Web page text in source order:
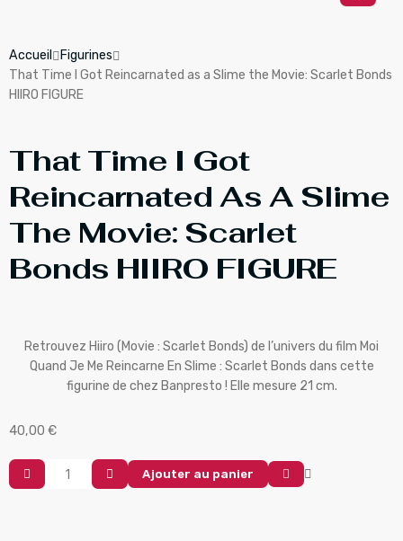
Accueil
Figurines
That Time I Got Reincarnated as a Slime the Movie: Scarlet Bonds
HIIRO FIGURE
That Time I Got
Reincarnated As A Slime
The Movie: Scarlet
Bonds HIIRO FIGURE
Retrouvez Hiiro (Movie : Scarlet Bonds) de l’univers du film Moi
Quand Je Me Reincarne En Slime : Scarlet Bonds dans cette
figurine de chez Banpresto ! Elle mesure 21 cm.
40,00 €
Ajouter au panier